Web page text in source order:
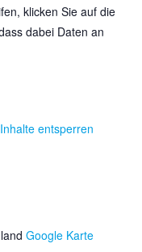
Google Karte
klicken Sie auf die
dabei Daten an
entsperren